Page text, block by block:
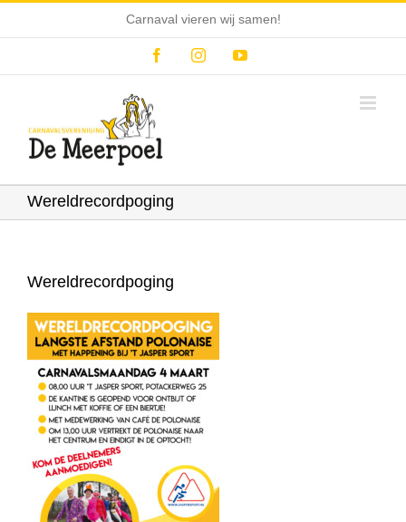
Carnaval vieren wij samen!
FacebookInstagramYouTube
Wereldrecordpoging
Wereldrecordpoging